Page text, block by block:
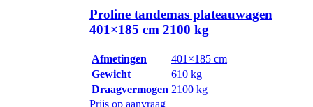
Proline tandemas plateauwagen
401×185 cm 2100 kg
Afmetingen
401×185 cm
Gewicht
610 kg
Draagvermogen 2100 kg
Prijs op aanvraag